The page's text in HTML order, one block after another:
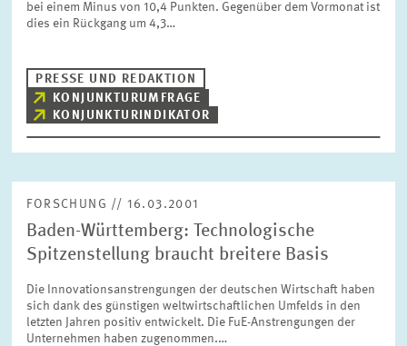
bei einem Minus von 10,4 Punkten. Gegenüber dem Vormonat ist
dies ein Rückgang um 4,3…
PRESSE UND REDAKTION
KONJUNKTURUMFRAGE
KONJUNKTURINDIKATOR
FORSCHUNG // 16.03.2001
Baden-Württemberg: Technologische
Spitzenstellung braucht breitere Basis
Die Innovationsanstrengungen der deutschen Wirtschaft haben
sich dank des günstigen weltwirtschaftlichen Umfelds in den
letzten Jahren positiv entwickelt. Die FuE-Anstrengungen der
Unternehmen haben zugenommen.…